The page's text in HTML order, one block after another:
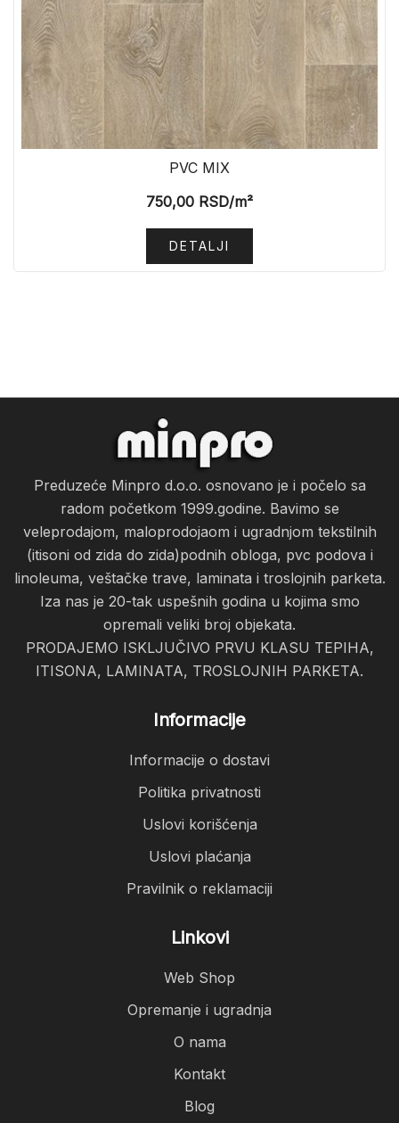
PVC MIX
750,00 RSD/m²
DETALJI
Preduzeće Minpro d.o.o. osnovano je i počelo sa
radom početkom 1999.godine. Bavimo se
veleprodajom, maloprodojaom i ugradnjom tekstilnih
(itisoni od zida do zida)podnih obloga, pvc podova i
linoleuma, veštačke trave, laminata i troslojnih parketa.
Iza nas je 20-tak uspešnih godina u kojima smo
opremali veliki broj objekata.
PRODAJEMO ISKLJUČIVO PRVU KLASU TEPIHA,
ITISONA, LAMINATA, TROSLOJNIH PARKETA.
Informacije
Informacije o dostavi
Politika privatnosti
Uslovi korišćenja
Uslovi plaćanja
Pravilnik o reklamaciji
Linkovi
Web Shop
Opremanje i ugradnja
O nama
Kontakt
Blog